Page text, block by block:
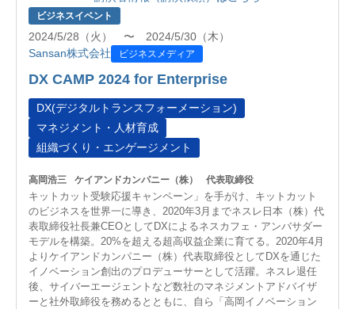
ビジネスイベント
2024/5/28（火） 〜 2024/5/30（木）
Sansan株式会社
ビジネスメディア
DX CAMP 2024 for Enterprise
DX(デジタルトランスフォーメーション)
マネジメント・人材育成
組織づくり・エンゲージメント
高岡浩三 ケイアンドカンパニー（株） 代表取締役
キットカット受験応援キャンペーン」を手がけ、キットカット
のビジネスを世界一に導き、2020年3月までネスレ日本（株）代
表取締役社長兼CEOとしてDXによるネスカフェ・アンバサダー
モデルを構築。20%を超える超高収益企業に育てる。2020年4月
よりケイアンドカンパニー（株）代表取締役としてDXを通じた
イノベーション創出のプロデューサーとして活躍。ネスレ退任
後、サイバーエージェントなど数社のマネジメントアドバイザ
ーと社外取締役を務めるとともに、自ら「高岡イノベーション